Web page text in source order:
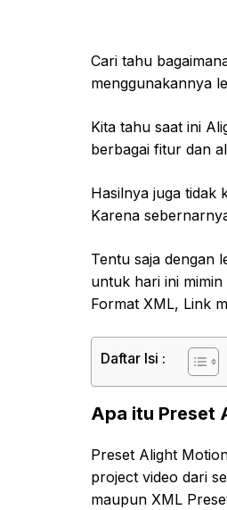
Cari tahu
menggunakannya
Kita tahu saat ini
berbagai fitur dan
Hasilnya juga tidak
Karena
Tentu saja dengan
untuk hari ini
Format XML, Link
Daftar Isi :
Apa itu Preset
Preset Alight
project video dari
maupun XML